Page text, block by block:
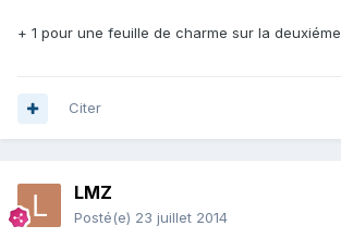
+ 1 pour une feuille de charme sur la deuxiéme
Citer
LMZ
Posté(e) 23 juillet 2014